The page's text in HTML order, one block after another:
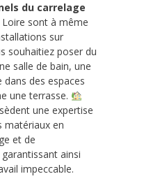
du carrelage
Loire sont à même
sur
souhaitiez poser du
salle de bain, une
des espaces
une terrasse.
une expertise
matériaux en
et de
ainsi
impeccable.